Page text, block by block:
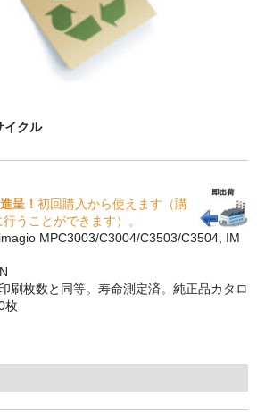
ります。何が違うのですか？
評価
イクル
呈！ 初回購入から使えます（購
うことができます）。
MPC3003/C3004/C3503/C3504, IM
刷枚数と同等。寿命測定済。純正品カタロ
枚